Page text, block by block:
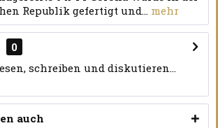
Republik gefertigt und... mehr
0
schreiben und diskutieren...
auch